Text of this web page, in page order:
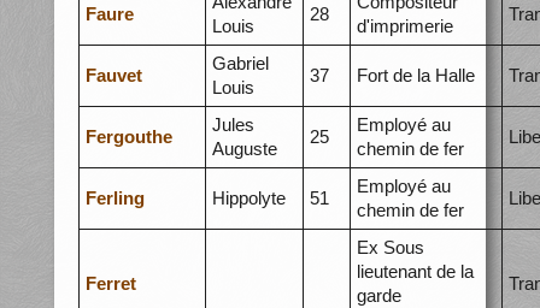
Faure
Louis
28
d'imprimerie
Fauvet
Gabriel
Louis
37 Fort de la Halle
Fergouthe
Jules
Auguste
25
Employé au
chemin de fer
Ferling Hippolyte 51
Employé au
chemin de fer
Ferret
Ex Sous
lieutenant de la
garde